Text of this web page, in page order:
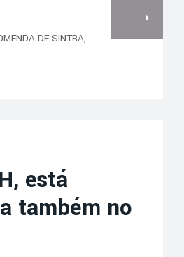
DE SINTRA,
está
também no